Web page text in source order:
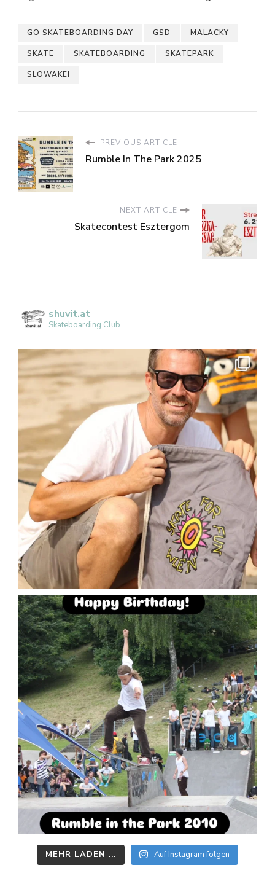
GO SKATEBOARDING DAY GSD MALACKY
SKATE SKATEBOARDING SKATEPARK
SLOWAKEI
PREVIOUS ARTICLE
Rumble In The Park 2025
NEXT ARTICLE
Skatecontest Esztergom
shuvit.at
Skateboarding Club
MEHR LADEN ... Auf Instagram folgen